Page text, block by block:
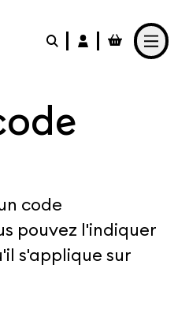
code
pouvez l'indiquer
s'applique sur